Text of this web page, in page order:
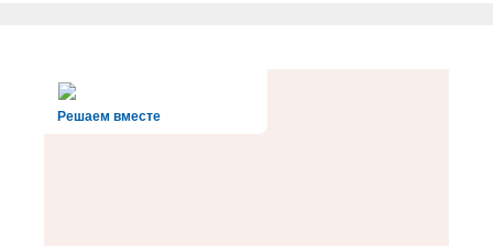
Решаем вместе